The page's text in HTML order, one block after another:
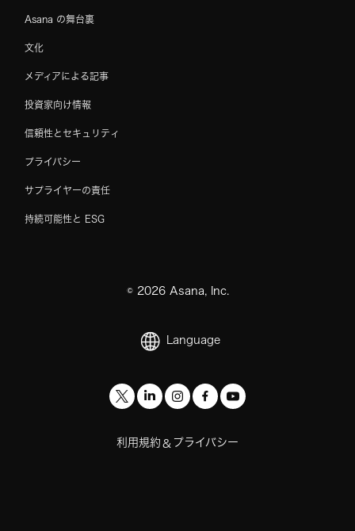
Asana の舞台裏
文化
メディアによる記事
投資家向け情報
信頼性とセキュリティ
プライバシー
サプライヤーの責任
持続可能性と ESG
© 2026Asana, Inc.
Language
利用規約 & プライバシー